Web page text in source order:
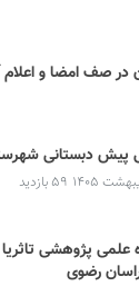
در صف امضا و اعلام
پیش دبستانی
59 بازدید
علمی پژوهشی
رضوی